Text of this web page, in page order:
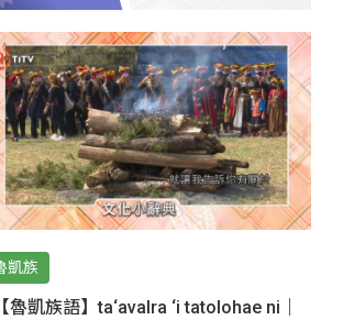
凱族
【魯凱族語】ta‘avalra ‘i tatolohae ni｜